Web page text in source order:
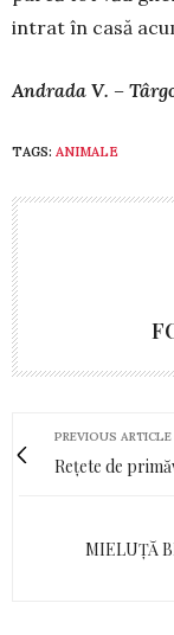
intrat în casă
Andrada V. –
TAGS: ANIMALE
PREVIOUS ARTICLE
Rețete de
MIELUȚĂ